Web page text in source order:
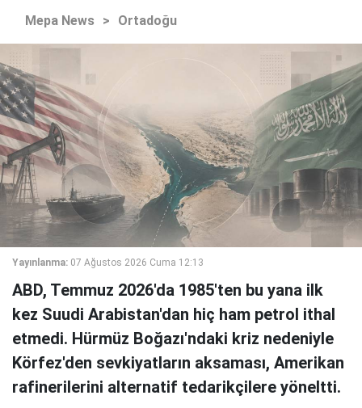
Mepa News > Ortadoğu
Yayınlanma: 07 Ağustos 2026 Cuma 12:13
ABD, Temmuz 2026'da 1985'ten bu yana ilk
kez Suudi Arabistan'dan hiç ham petrol ithal
etmedi. Hürmüz Boğazı'ndaki kriz nedeniyle
Körfez'den sevkiyatların aksaması, Amerikan
rafinerilerini alternatif tedarikçilere yöneltti.